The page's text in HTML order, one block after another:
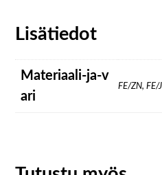
Lisätiedot
Materiaali-ja-v
ari
FE/ZN, FE/